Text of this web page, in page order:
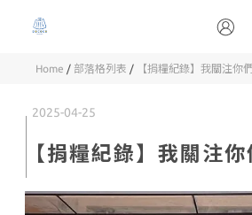
Home / 部落格列表 / 【捐糧紀錄】我關注你
2025-04-25
【捐糧紀錄】我關注你